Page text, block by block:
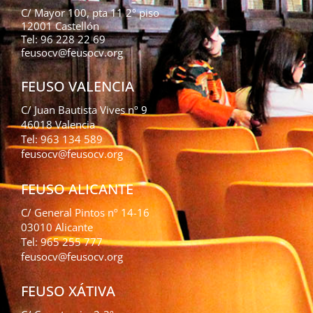
C/ Mayor 100, pta 11 2º piso
12001 Castellón
Tel: 96 228 22 69
feusocv@feusocv.org
FEUSO VALENCIA
C/ Juan Bautista Vives nº 9
46018 Valencia
Tel: 963 134 589
feusocv@feusocv.org
FEUSO ALICANTE
C/ General Pintos nº 14-16
03010 Alicante
Tel: 965 255 777
feusocv@feusocv.org
FEUSO XÁTIVA